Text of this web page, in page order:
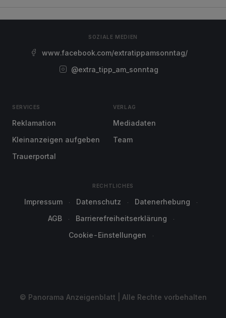
SOZIALE MEDIEN
www.facebook.com/extratippamsonntag/
@extra_tipp_am_sonntag
SERVICES
Reklamation
Kleinanzeigen aufgeben
Trauerportal
VERLAG
Mediadaten
Team
RECHTLICHES
Impressum Datenschutz
Datenerhebung
AGB
Barrierefreiheitserklärung
Cookie-Einstellungen
© Panorama Anzeigenblatt | Alle Rechte vorbehalten